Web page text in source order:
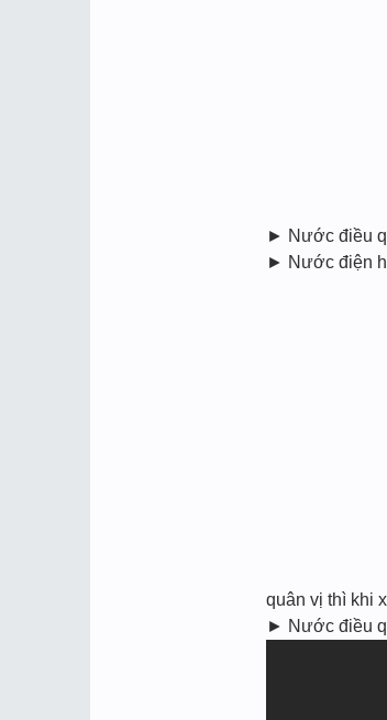
► Nước điều
► Nước điện
quân vị thì khi
► Nước điều